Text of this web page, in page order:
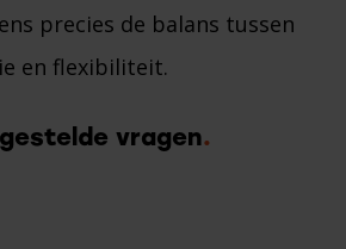
precies de balans tussen
en flexibiliteit.
vragen